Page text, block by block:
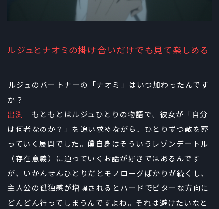
ルジュとナオミの掛け合いだけでも見て楽しめる
――ルジュのパートナーの「ナオミ」はいつ加わったんです
か？
出渕
もともとはルジュひとりの物語で、彼女が「自分
は何者なのか？」を追い求めながら、ひとりずつ敵を葬
っていく展開でした。僕自身はそういうレゾンデートル
（存在意義）に迫っていくお話が好きではあるんです
が、いかんせんひとりだとモノローグばかりが続くし、
主人公の孤独感が増幅されるとハードでビターな方向に
どんどん行ってしまうんですよね。それは避けたいなと